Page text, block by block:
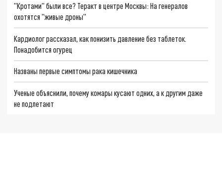
"Кротами" были все? Теракт в центре Москвы: На генералов
охотятся "живые дроны"
Кардиолог рассказал, как понизить давление без таблеток.
Понадобится огурец
Названы первые симптомы рака кишечника
Ученые объяснили, почему комары кусают одних, а к другим даже
не подлетают